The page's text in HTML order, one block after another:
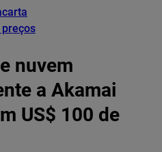
nuvem
a Akamai
US$ 100 de